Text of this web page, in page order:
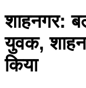
शाहनगर:
युवक,
किया